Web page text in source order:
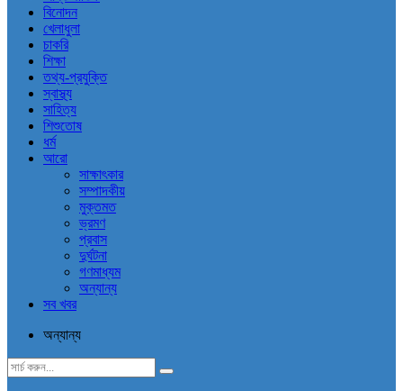
বিনোদন
খেলাধুলা
চাকরি
শিক্ষা
তথ্য-প্রযুক্তি
স্বাস্থ্য
সাহিত্য
শিশুতোষ
ধর্ম
আরো
সাক্ষাৎকার
সম্পাদকীয়
মুক্তমত
ভ্রমণ
প্রবাস
দুর্ঘটনা
গণমাধ্যম
অন্যান্য
সব খবর
অন্যান্য